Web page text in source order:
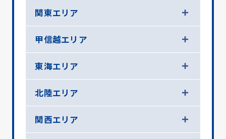
関東エリア
甲信越エリア
東海エリア
北陸エリア
関西エリア